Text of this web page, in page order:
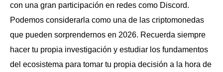
con una gran participación en redes como Discord.
Podemos considerarla como una de las criptomonedas
que pueden sorprendernos en 2026. Recuerda siempre
hacer tu propia investigación y estudiar los fundamentos
del ecosistema para tomar tu propia decisión a la hora de